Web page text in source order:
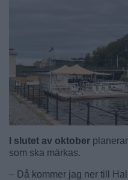
I slutet av oktober
som ska märkas.
– Då kommer jag ner till